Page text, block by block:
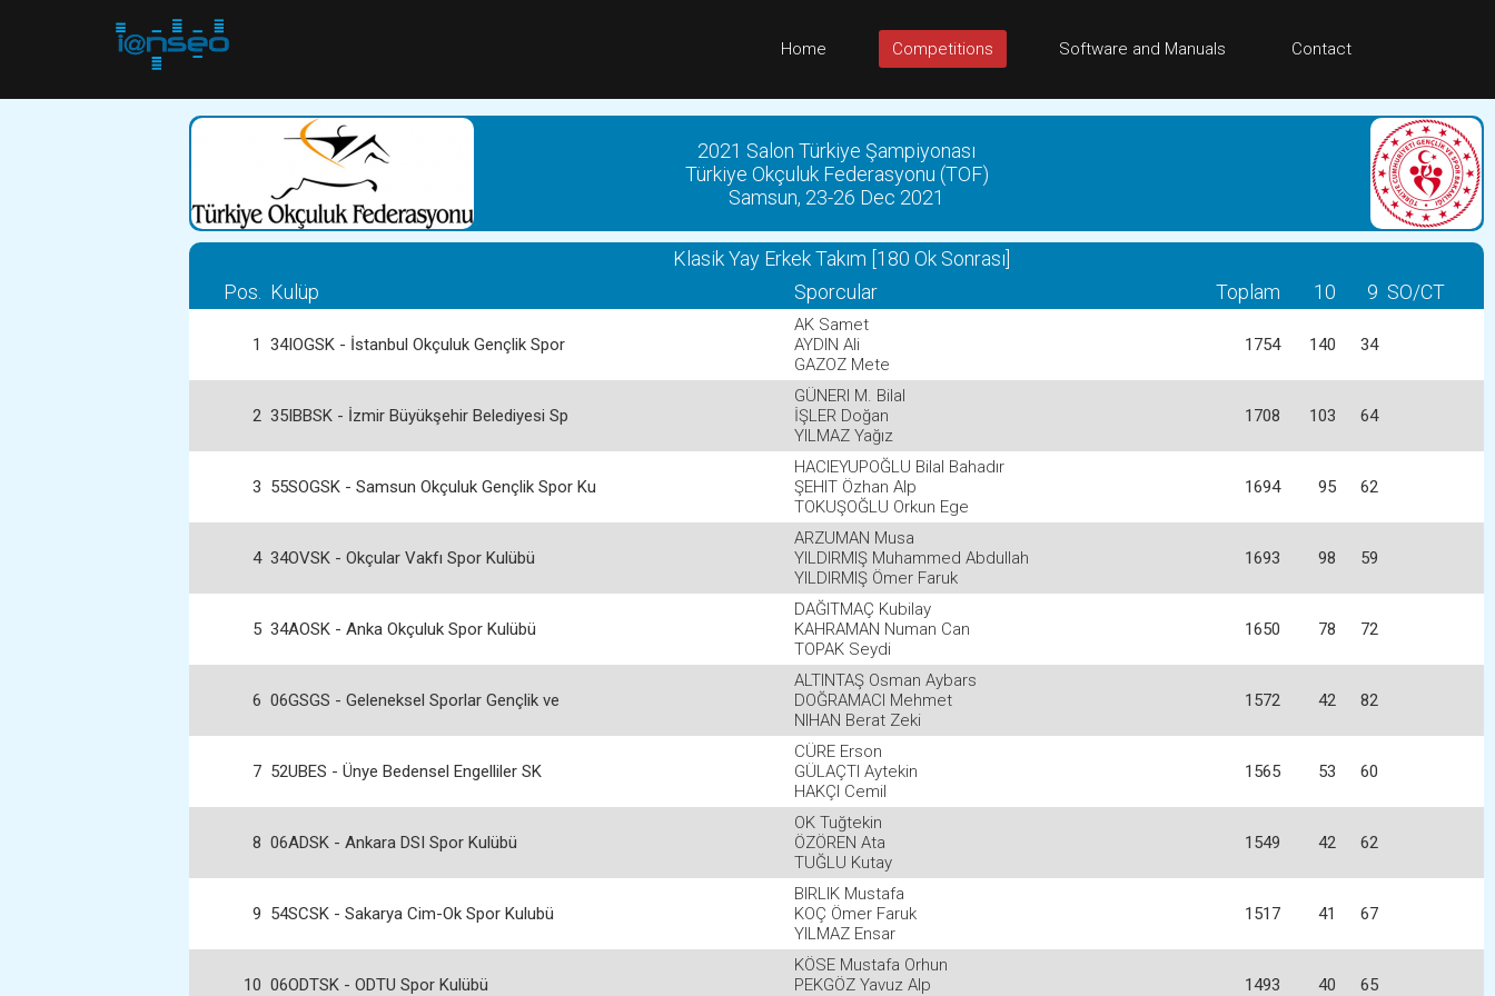
Home Competitions Software and Manuals Contact
2021 Salon Türkiye Şampiyonası
Türkiye Okçuluk Federasyonu (TOF)
Samsun, 23-26 Dec 2021
Klasik Yay Erkek Takım [180 Ok Sonrası]
Pos.
Kulüp Sporcular Toplam 10 9 SO/CT
1 34IOGSK - İstanbul Okçuluk Gençlik Spor
AK Samet
AYDIN Ali
GAZOZ Mete
1754 140 34
2 35IBBSK - İzmir Büyükşehir Belediyesi Sp
GÜNERI M. Bilal
İŞLER Doğan
YILMAZ Yağız
1708 103 64
3 55SOGSK - Samsun Okçuluk Gençlik Spor Ku
HACIEYUPOĞLU Bilal Bahadır
ŞEHIT Özhan Alp
TOKUŞOĞLU Orkun Ege
1694 95 62
4 34OVSK - Okçular Vakfı Spor Kulübü
ARZUMAN Musa
YILDIRMIŞ Muhammed Abdullah
YILDIRMIŞ Ömer Faruk
1693 98 59
5 34AOSK - Anka Okçuluk Spor Kulübü
DAĞITMAÇ Kubilay
KAHRAMAN Numan Can
TOPAK Seydi
1650 78 72
6 06GSGS - Geleneksel Sporlar Gençlik ve
ALTINTAŞ Osman Aybars
DOĞRAMACI Mehmet
NIHAN Berat Zeki
1572 42 82
7 52UBES - Ünye Bedensel Engelliler SK
CÜRE Erson
GÜLAÇTI Aytekin
HAKÇI Cemil
1565 53 60
8 06ADSK - Ankara DSI Spor Kulübü
OK Tuğtekin
ÖZÖREN Ata
TUĞLU Kutay
1549 42 62
9 54SCSK - Sakarya Cim-Ok Spor Kulubü
BIRLIK Mustafa
KOÇ Ömer Faruk
YILMAZ Ensar
1517 41 67
10 06ODTSK - ODTU Spor Kulübü
KÖSE Mustafa Orhun
PEKGÖZ Yavuz Alp
1493 40 65